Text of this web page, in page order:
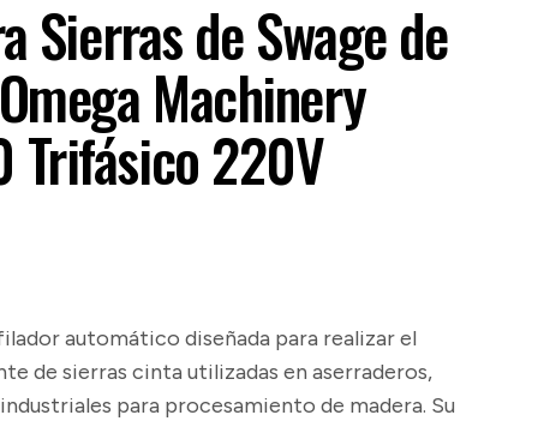
Sierras de Swage de
Machinery
Trifásico 220V
automático diseñada para realizar el
de sierras cinta utilizadas en aserraderos,
para procesamiento de madera. Su